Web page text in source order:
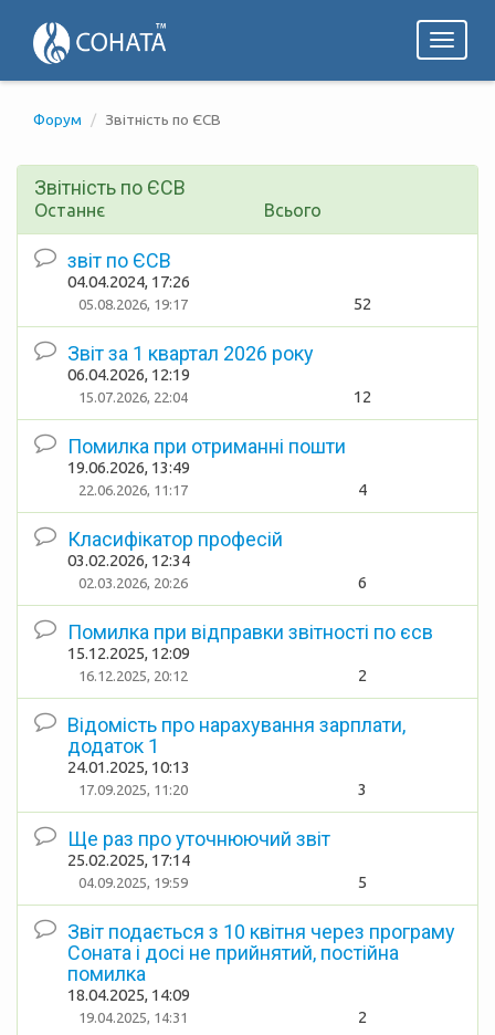
Toggle
Форум Звітність по ЄСВ
Звітність по ЄСВ
Останнє Всього
звіт по ЄСВ
04.04.2024, 17:26
05.08.2026, 19:17 52
Звіт за 1 квартал 2026 року
06.04.2026, 12:19
15.07.2026, 22:04 12
Помилка при отриманні пошти
19.06.2026, 13:49
22.06.2026, 11:17 4
Класифікатор професій
03.02.2026, 12:34
02.03.2026, 20:26 6
Помилка при відправки звітності по єсв
15.12.2025, 12:09
16.12.2025, 20:12 2
Відомість про нарахування зарплати,
додаток 1
24.01.2025, 10:13
17.09.2025, 11:20 3
Ще раз про уточнюючий звіт
25.02.2025, 17:14
04.09.2025, 19:59 5
Звіт подається з 10 квітня через програму
Соната і досі не прийнятий, постійна
помилка
18.04.2025, 14:09
19.04.2025, 14:31 2